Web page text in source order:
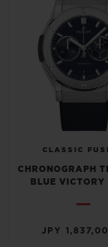
CLASSIC
CHRONOGRAPH
BLUE VICTORY
JPY
ОЖИДАЕМЫЙ
ПОДАРОЧНЫЙ